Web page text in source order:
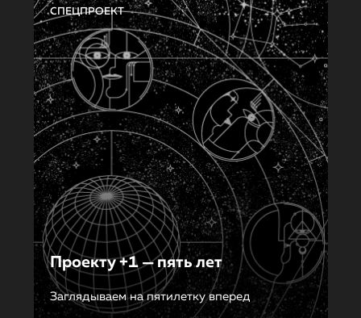
СПЕЦПРОЕКТ
Проекту +1 — пять лет
Заглядываем на пятилетку вперед